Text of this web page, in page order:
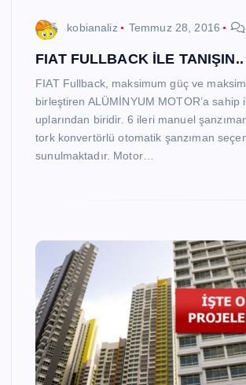
kobianaliz Temmuz 28, 2016
FIAT FULLBACK İLE TANIŞIN..
FIAT Fullback, maksimum güç ve
birleştiren ALÜMİNYUM MOTOR’a sahip
uplarından biridir. 6 ileri manuel
tork konvertörlü otomatik şanzıman
sunulmaktadır. Motor…